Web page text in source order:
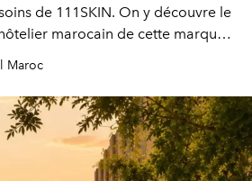
de 111SKIN. On y découvre le
marocain de cette marque
un cabinet de chirurgie plastique
depuis autour d'un actif breveté,
Maroc